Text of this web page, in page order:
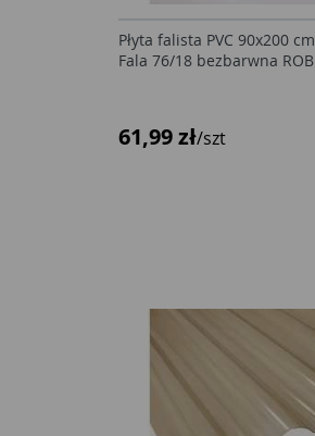
Płyta falista PVC 90x200
Fala 76/18 bezbarwna
61,99 zł/szt